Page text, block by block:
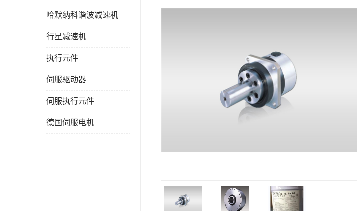
哈默纳科谐波减速机
行星减速机
执行元件
伺服驱动器
伺服执行元件
德国伺服电机